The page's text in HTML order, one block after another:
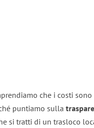
che i costi
puntiamo sulla
si tratti di un trasloco